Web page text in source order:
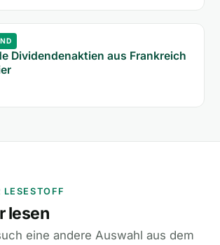
Dividendenaktien aus Frankreich
lesen
eine andere Auswahl aus dem